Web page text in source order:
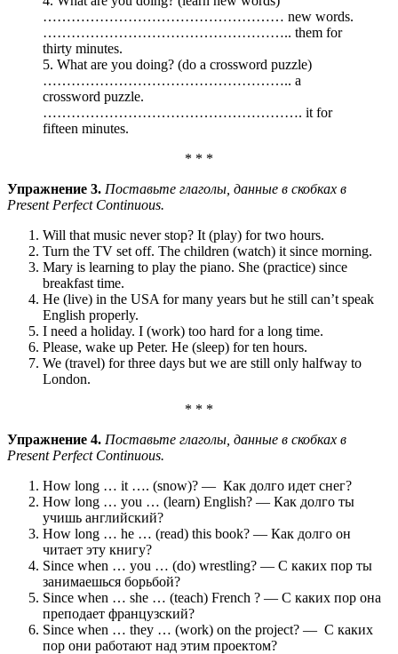
…………………………………………… new words.
…………………………………………….. them for
thirty minutes.
5. What are you doing? (do a crossword puzzle)
…………………………………………….. a
crossword puzzle.
………………………………………………. it for
fifteen minutes.
* * *
Упражнение 3. Поставьте глаголы, данные в скобках в
Present Perfect Continuous.
Will that music never stop? It (play) for two hours.
Turn the TV set off. The children (watch) it since morning.
Mary is learning to play the piano. She (practice) since
breakfast time.
He (live) in the USA for many years but he still can’t speak
English properly.
I need a holiday. I (work) too hard for a long time.
Please, wake up Peter. He (sleep) for ten hours.
We (travel) for three days but we are still only halfway to
London.
* * *
Упражнение 4. Поставьте глаголы, данные в скобках в
Present Perfect Continuous.
How long … it …. (snow)? — Как долго идет снег?
How long … you … (learn) English? — Как долго ты
учишь английский?
How long … he … (read) this book? — Как долго он
читает эту книгу?
Since when … you … (do) wrestling? — С каких пор ты
занимаешься борьбой?
Since when … she … (teach) French ? — С каких пор она
преподает французский?
Since when … they … (work) on the project? — С каких
пор они работают над этим проектом?